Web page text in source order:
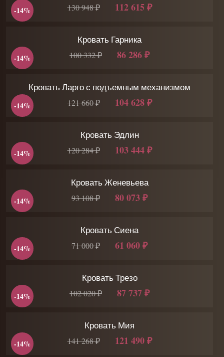
130 948 ₽ 112 615 ₽
-14%
Кровать Гарника
100 332 ₽ 86 286 ₽
-14%
Кровать Ларго с подъемным механизмом
121 660 ₽ 104 628 ₽
-14%
Кровать Эдлин
120 284 ₽ 103 444 ₽
-14%
Кровать Женевьева
93 108 ₽ 80 073 ₽
-14%
Кровать Сиена
71 000 ₽ 61 060 ₽
-14%
Кровать Трезо
102 020 ₽ 87 737 ₽
-14%
Кровать Мия
141 268 ₽ 121 490 ₽
-14%